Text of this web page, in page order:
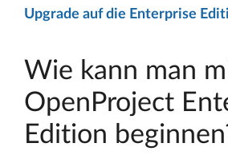
Upgrade auf die Enterprise
Wie kann man
OpenProject
Edition